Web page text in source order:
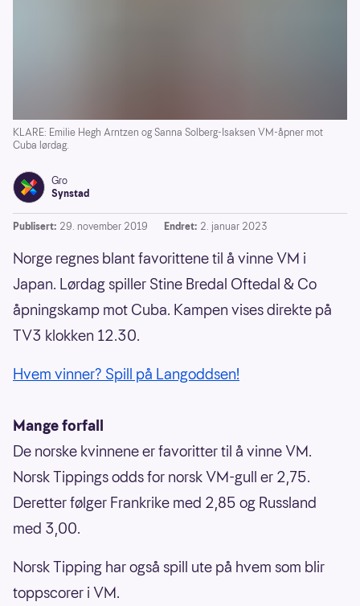
KLARE: Emilie Hegh Arntzen og Sanna Solberg-Isaksen VM-åpner mot
Cuba lørdag.
Gro
Synstad
Publisert: 29. november 2019 Endret: 2. januar 2023
Norge regnes blant favorittene til å vinne VM i
Japan. Lørdag spiller Stine Bredal Oftedal & Co
åpningskamp mot Cuba. Kampen vises direkte på
TV3 klokken 12.30.
Hvem vinner? Spill på Langoddsen!
Mange forfall
De norske kvinnene er favoritter til å vinne VM.
Norsk Tippings odds for norsk VM-gull er 2,75.
Deretter følger Frankrike med 2,85 og Russland
med 3,00.
Norsk Tipping har også spill ute på hvem som blir
toppscorer i VM.